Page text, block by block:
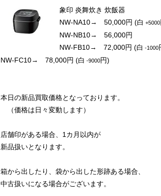
象印 炎舞炊き 炊飯器
NW-NA10→ 50,000円 (白 +5000
NW-NB10→ 56,000円
NW-FB10→ 72,000円 (白 -1000
NW-FC10→ 78,000円 (白 -9000円)
本日の新品買取価格となっております。
（価格は日々変動します）
店舗印がある場合、1カ月以内が
新品扱いとなります。
箱から出したり、袋から出した形跡ある場合、
中古扱いになる場合がございます。